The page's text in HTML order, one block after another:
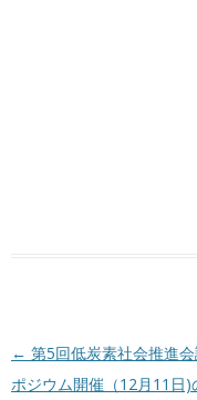
投稿ナビゲーション
← 第5回低炭素社会推進
ポジウム開催（12月11日)